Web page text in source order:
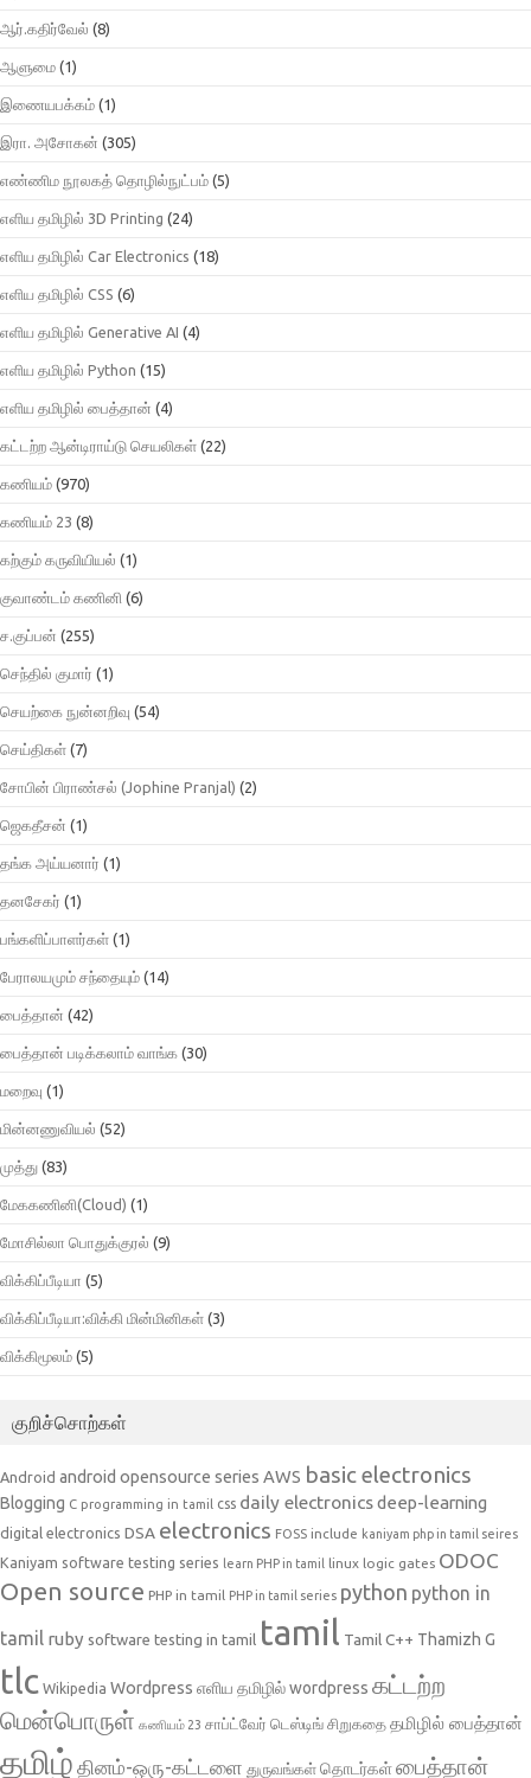
ஆர்.கதிர்வேல் (8)
ஆளுமை (1)
இணையபக்கம் (1)
இரா. அசோகன் (305)
எண்ணிம நூலகத் தொழில்நுட்பம் (5)
எளிய தமிழில் 3D Printing (24)
எளிய தமிழில் Car Electronics (18)
எளிய தமிழில் CSS (6)
எளிய தமிழில் Generative AI (4)
எளிய தமிழில் Python (15)
எளிய தமிழில் பைத்தான் (4)
கட்டற்ற ஆன்டிராய்டு செயலிகள் (22)
கணியம் (970)
கணியம் 23 (8)
கற்கும் கருவியியல் (1)
குவாண்டம் கணினி (6)
ச.குப்பன் (255)
செந்தில் குமார் (1)
செயற்கை நுன்னறிவு (54)
செய்திகள் (7)
சோபின் பிராண்சல் (Jophine Pranjal) (2)
ஜெகதீசன் (1)
தங்க அய்யனார் (1)
தனசேகர் (1)
பங்களிப்பாளர்கள் (1)
பேராலயமும் சந்தையும் (14)
பைத்தான் (42)
பைத்தான் படிக்கலாம் வாங்க (30)
மறைவு (1)
மின்னணுவியல் (52)
முத்து (83)
மேககணினி(Cloud) (1)
மோசில்லா பொதுக்குரல் (9)
விக்கிப்பீடியா (5)
விக்கிப்பீடியா:விக்கி மின்மினிகள் (3)
விக்கிமூலம் (5)
குறிச்சொற்கள்
Android android opensource series AWS basic electronics
Blogging C programming in tamil css daily electronicsdeep-learning
digital electronics DSA electronics FOSS include kaniyam php in tamil seires
Kaniyam software testing series learn PHP in tamil linux logic gates ODOC
Open source PHP in tamil PHP in tamil series python python in
tamil ruby software testing in tamil tamil Tamil C++ Thamizh G
tlc Wikipedia Wordpress எளிய தமிழில் wordpress கட்டற்ற
மென்பொருள் கணியம் 23 சாப்ட்வேர் டெஸ்டிங் சிறுகதை தமிழில் பைத்தான்
தமிழ் தினம்-ஒரு-கட்டளை துருவங்கள் தொடர்கள்பைத்தான்